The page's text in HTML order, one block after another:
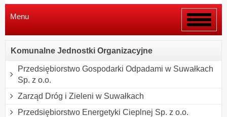
Włącz
menu
Menu
Komunalne Jednostki Organizacyjne
Przedsiębiorstwo Gospodarki Odpadami w Suwałkach
Sp. z o.o.
Zarząd Dróg i Zieleni w Suwałkach
Przedsiębiorstwo Energetyki Cieplnej Sp. z o.o.